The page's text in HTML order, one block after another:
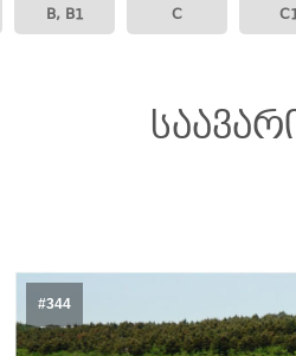
B, B1 C
#344